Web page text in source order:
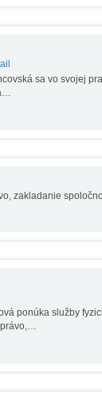
sa vo svojej
zakladanie
ponúka služby
právo,…